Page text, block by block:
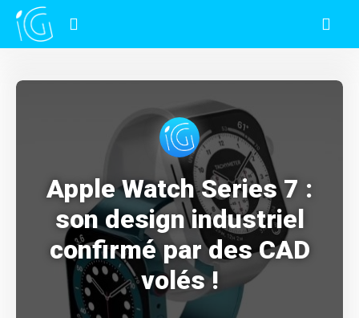
Apple Watch Series 7 :
son design industriel
confirmé par des CAD
volés !